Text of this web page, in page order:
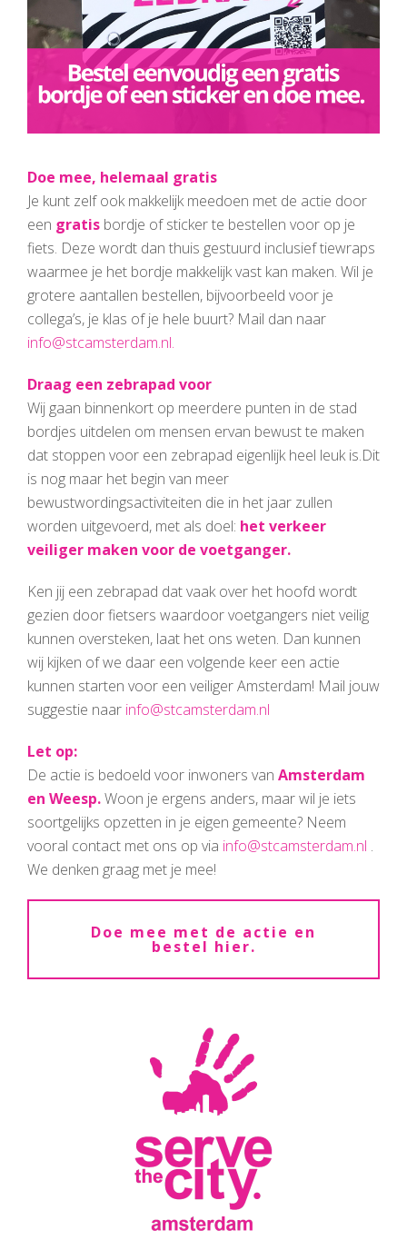
Doe mee, helemaal gratis
Je kunt zelf ook makkelijk meedoen met de actie door
een gratis bordje of sticker te bestellen voor op je
fiets. Deze wordt dan thuis gestuurd inclusief tiewraps
waarmee je het bordje makkelijk vast kan maken. Wil je
grotere aantallen bestellen, bijvoorbeeld voor je
collega’s, je klas of je hele buurt? Mail dan naar
info@stcamsterdam.nl.
Draag een zebrapad voor
Wij gaan binnenkort op meerdere punten in de stad
bordjes uitdelen om mensen ervan bewust te maken
dat stoppen voor een zebrapad eigenlijk heel leuk is.Dit
is nog maar het begin van meer
bewustwordingsactiviteiten die in het jaar zullen
worden uitgevoerd, met als doel: het verkeer
veiliger maken voor de voetganger.
Ken jij een zebrapad dat vaak over het hoofd wordt
gezien door fietsers waardoor voetgangers niet veilig
kunnen oversteken, laat het ons weten. Dan kunnen
wij kijken of we daar een volgende keer een actie
kunnen starten voor een veiliger Amsterdam! Mail jouw
suggestie naar info@stcamsterdam.nl
Let op:
De actie is bedoeld voor inwoners van Amsterdam
en Weesp.Woon je ergens anders, maar wil je iets
soortgelijks opzetten in je eigen gemeente? Neem
vooral contact met ons op via info@stcamsterdam.nl .
We denken graag met je mee!
Doe mee met de actie en
bestel hier.